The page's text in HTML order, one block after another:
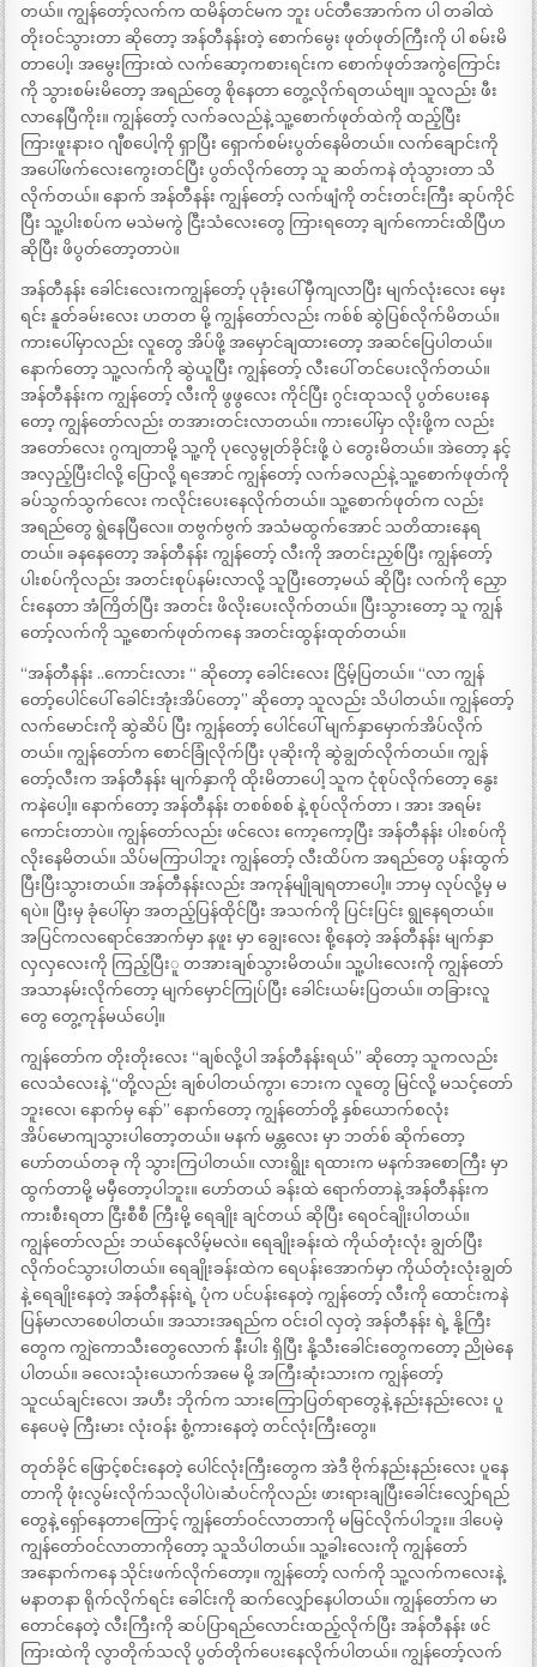
တယ်။ ကျွန်တော့်လက်က ထမိန်တင်မက ဘူး ပင်တီအောက်က ပါ တခါထဲ
တိုးဝင်သွားတာ ဆိုတော့ အန်တီနန်းတဲ့ စောက်မွေး ဖုတ်ဖုတ်ကြီးကို ပါ စမ်းမိ
တာပေါ့၊ အမွေးကြားထဲ လက်ဆော့ကစားရင်းက စောက်ဖုတ်အကွဲကြောင်း
ကို သွားစမ်းမိတော့ အရည်တွေ စိုနေတာ တွေ့လိုက်ရတယ်ဗျ။ သူလည်း ဖီး
လာနေပြီကိုး။ ကျွန်တော့် လက်ခလည်နဲ့ သူ့စောက်ဖုတ်ထဲကို ထည့်ပြီး
ကြားဖူးနားဝ ဂျီစပေါ့ကို ရှာပြီး ရှောက်စမ်းပွတ်နေမိတယ်။ လက်ချောင်းကို
အပေါ်ဖက်လေးကွေးတင်ပြီး ပွတ်လိုက်တော့ သူ ဆတ်ကနဲ တုံသွားတာ သိ
လိုက်တယ်။ နောက် အန်တီနန်း ကျွန်တော့် လက်ဖျံကို တင်းတင်းကြီး ဆုပ်ကိုင်
ပြီး သူ့ပါးစပ်က မသဲမကွဲ ငြီးသံလေးတွေ ကြားရတော့ ချက်ကောင်းထိပြီဟ
ဆိုပြီး ဖိပွတ်တော့တာပဲ။
အန်တီနန်း ခေါင်းလေးကကျွန်တော့် ပုခုံးပေါ် မှီကျလာပြီး မျက်လုံးလေး မှေး
ရင်း နူတ်ခမ်းလေး ဟတတ မို့ ကျွန်တော်လည်း ကစ်စ် ဆွဲပြစ်လိုက်မိတယ်။
ကားပေါ်မှာလည်း လူတွေ အိပ်ဖို့ အမှောင်ချထားတော့ အဆင်ပြေပါတယ်။
နောက်တော့ သူ့လက်ကို ဆွဲယူပြီး ကျွန်တော့် လီးပေါ် တင်ပေးလိုက်တယ်။
အန်တီနန်းက ကျွန်တော့် လီးကို ဖွဖွလေး ကိုင်ပြီး ဂွင်းထုသလို ပွတ်ပေးနေ
တော့ ကျွန်တော်လည်း တအားတင်းလာတယ်။ ကားပေါ်မှာ လိုးဖို့က လည်း
အတော်လေး ဂွကျတာမို့ သူ့ကို ပုလွေမွုတ်ခိုင်းဖို့ ပဲ တွေးမိတယ်။ အဲတော့ နင့်
အလှည့်ပြီးငါလို့ ပြောလို့ ရအောင် ကျွန်တော့် လက်ခလည်နဲ့ သူ့စောက်ဖုတ်ကို
ခပ်သွက်သွက်လေး ကလိုင်းပေးနေလိုက်တယ်။ သူ့စောက်ဖုတ်က လည်း
အရည်တွေ ရွဲနေပြီလေ။ တဗွက်ဗွက် အသံမထွက်အောင် သတိထားနေရ
တယ်။ ခနနေတော့ အန်တီနန်း ကျွန်တော့် လီးကို အတင်းညှစ်ပြီး ကျွန်တော့်
ပါးစပ်ကိုလည်း အတင်းစုပ်နမ်းလာလို့ သူပြီးတော့မယ် ဆိုပြီး လက်ကို ညှော
င်းနေတာ အံကြိတ်ပြီး အတင်း ဖိလိုးပေးလိုက်တယ်။ ပြီးသွားတော့ သူ ကျွန်
တော့်လက်ကို သူ့စောက်ဖုတ်ကနေ အတင်းထွန်းထုတ်တယ်။
“အန်တီနန်း ..ကောင်းလား “ ဆိုတော့ ခေါင်းလေး ငြိမ့်ပြတယ်။ “လာ ကျွန်
တော့်ပေါင်ပေါ် ခေါင်းအုံးအိပ်တော့” ဆိုတော့ သူလည်း သိပါတယ်။ ကျွန်တော့်
လက်မောင်းကို ဆွဲဆိပ် ပြီး ကျွန်တော့် ပေါင်ပေါ် မျက်နှာမှောက်အိပ်လိုက်
တယ်။ ကျွန်တော်က စောင်ခြုံလိုက်ပြီး ပုဆိုးကို ဆွဲချွတ်လိုက်တယ်။ ကျွန်
တော့်လီးက အန်တီနန်း မျက်နှာကို ထိုးမိတာပေါ့ သူက ငုံစုပ်လိုက်တော့ နွေး
ကနဲပေါ့။ နောက်တော့ အန်တီနန်း တစစ်စစ် နဲ့ စုပ်လိုက်တာ ၊ အား အရမ်း
ကောင်းတာပဲ။ ကျွန်တော်လည်း ဖင်လေး ကော့ကော့ပြီး အန်တီနန်း ပါးစပ်ကို
လိုးနေမိတယ်။ သိပ်မကြာပါဘူး ကျွန်တော့် လီးထိပ်က အရည်တွေ ပန်းထွက်
ပြီးပြီးသွားတယ်။ အန်တီနန်းလည်း အကုန်မျိုချရတာပေါ့။ ဘာမှ လုပ်လို့မှ မ
ရပဲ။ ပြီးမှ ခုံပေါ်မှာ အတည့်ပြန်ထိုင်ပြီး အသက်ကို ပြင်းပြင်း ရွုနေရတယ်။
အပြင်ကလရောင်အောက်မှာ နဖူး မှာ ချွေးလေး စို့နေတဲ့ အန်တီနန်း မျက်နှာ
လှလှလေးကို ကြည့်ပြီးူ တအားချစ်သွားမိတယ်။ သူ့ပါးလေးကို ကျွန်တော်
အသာနမ်းလိုက်တော့ မျက်မှောင်ကြုပ်ပြီး ခေါင်းယမ်းပြတယ်။ တခြားလူ
တွေ တွေ့ကုန်မယ်ပေါ့။
ကျွန်တော်က တိုးတိုးလေး “ချစ်လို့ပါ အန်တီနန်းရယ်” ဆိုတော့ သူကလည်း
လေသံလေးနဲ့ “တို့လည်း ချစ်ပါတယ်ကွာ၊ ဘေးက လူတွေ မြင်လို့ မသင့်တော်
ဘူးလေ၊ နောက်မှ နော်” နောက်တော့ ကျွန်တော်တို့ နှစ်ယောက်စလုံး
အိပ်မောကျသွားပါတော့တယ်။ မနက် မန္တလေး မှာ ဘတ်စ် ဆိုက်တော့
ဟော်တယ်တခု ကို သွားကြပါတယ်။ လားရွိုး ရထားက မနက်အစောကြီး မှာ
ထွက်တာမို့ မမှီတော့ပါဘူး။ ဟော်တယ် ခန်းထဲ ရောက်တာနဲ့ အန်တီနန်းက
ကားစီးရတာ ငြီးစီစီ ကြီးမို့ ရေချိုး ချင်တယ် ဆိုပြီး ရေဝင်ချိုးပါတယ်။
ကျွန်တော်လည်း ဘယ်နေလိမ့်မလဲ။ ရေချိုးခန်းထဲ ကိုယ်တုံးလုံး ချွတ်ပြီး
လိုက်ဝင်သွားပါတယ်။ ရေချိုးခန်းထဲက ရေပန်းအောက်မှာ ကိုယ်တုံးလုံးချွတ်
နဲ့ ရေချိုးနေတဲ့ အန်တီနန်းရဲ့ ပုံက ပင်ပန်းနေတဲ့ ကျွန်တော့် လီးကို ထောင်းကနဲ
ပြန်မာလာစေပါတယ်။ အသားအရည်က ဝင်းဝါ လှတဲ့ အန်တီနန်း ရဲ့ နို့ကြီး
တွေက ကျွဲကောသီးတွေလောက် နီးပါး ရှိပြီး နို့သီးခေါင်းတွေကတော့ ညိုမဲနေ
ပါတယ်။ ခလေးသုံးယောက်အမေ မို့ အကြီးဆုံးသားက ကျွန်တော့်
သူငယ်ချင်းလေ၊ အဟီး ဘိုက်က သားကြောပြတ်ရာတွေနဲ့ နည်းနည်းလေး ပူ
နေပေမဲ့ ကြီးမား လုံးဝန်း စွံ့ကားနေတဲ့ တင်လုံးကြီးတွေ။
တုတ်ခိုင် ဖြောင့်စင်းနေတဲ့ ပေါင်လုံးကြီးတွေက အဲဒီ ဗိုက်နည်းနည်းလေး ပူနေ
တာကို ဖုံးလွမ်းလိုက်သလိုပါပဲ၊ဆံပင်ကိုလည်း ဖားရားချပြီးခေါင်းလျှော်ရည်
တွေနဲ့ ရှော်နေတာကြောင့် ကျွန်တော်ဝင်လာတာကို မမြင်လိုက်ပါဘူး။ ဒါပေမဲ့
ကျွန်တော်ဝင်လာတာကိုတော့ သူသိပါတယ်။ သူ့ခါးလေးကို ကျွန်တော်
အနောက်ကနေ သိုင်းဖက်လိုက်တော့။ ကျွန်တော့် လက်ကို သူ့လက်ကလေးနဲ့
မနာတနာ ရိုက်လိုက်ရင်း ခေါင်းကို ဆက်လျှော်နေပါတယ်။ ကျွန်တော်က မာ
တောင်နေတဲ့ လီးကြီးကို ဆပ်ပြာရည်လောင်းထည့်လိုက်ပြီး အန်တီနန်း ဖင်
ကြားထဲကို လွာတိုက်သလို ပွတ်တိုက်ပေးနေလိုက်ပါတယ်။ ကျွန်တော့်လက်